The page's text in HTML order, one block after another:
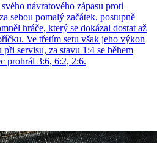
návratového zápasu proti
sebou pomalý začátek, postupně
hráče, který se dokázal dostat až
Ve třetím setu však jeho výkon
servisu, za stavu 1:4 se během
prohrál 3:6, 6:2, 2:6.